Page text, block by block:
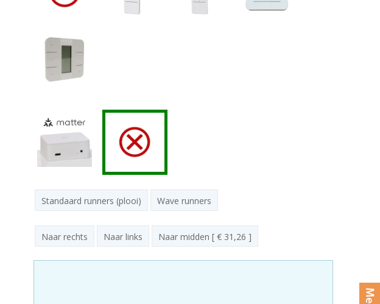
Standaard runners (plooi) Wave runners
Naar rechts Naar links Naar midden [ € 31,26 ]